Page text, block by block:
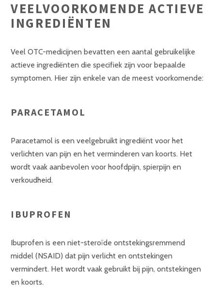
VEELVOORKOMENDE ACTIEVE
INGREDIËNTEN
Veel OTC-medicijnen bevatten een aantal gebruikelijke
actieve ingrediënten die specifiek zijn voor bepaalde
symptomen. Hier zijn enkele van de meest voorkomende:
PARACETAMOL
Paracetamol is een veelgebruikt ingrediënt voor het
verlichten van pijn en het verminderen van koorts. Het
wordt vaak aanbevolen voor hoofdpijn, spierpijn en
verkoudheid.
IBUPROFEN
Ibuprofen is een niet-steroïde ontstekingsremmend
middel (NSAID) dat pijn verlicht en ontstekingen
vermindert. Het wordt vaak gebruikt bij pijn, ontstekingen
en koorts.